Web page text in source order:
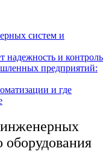
систем и
надежность и контроль
предприятий:
и где
инженерных